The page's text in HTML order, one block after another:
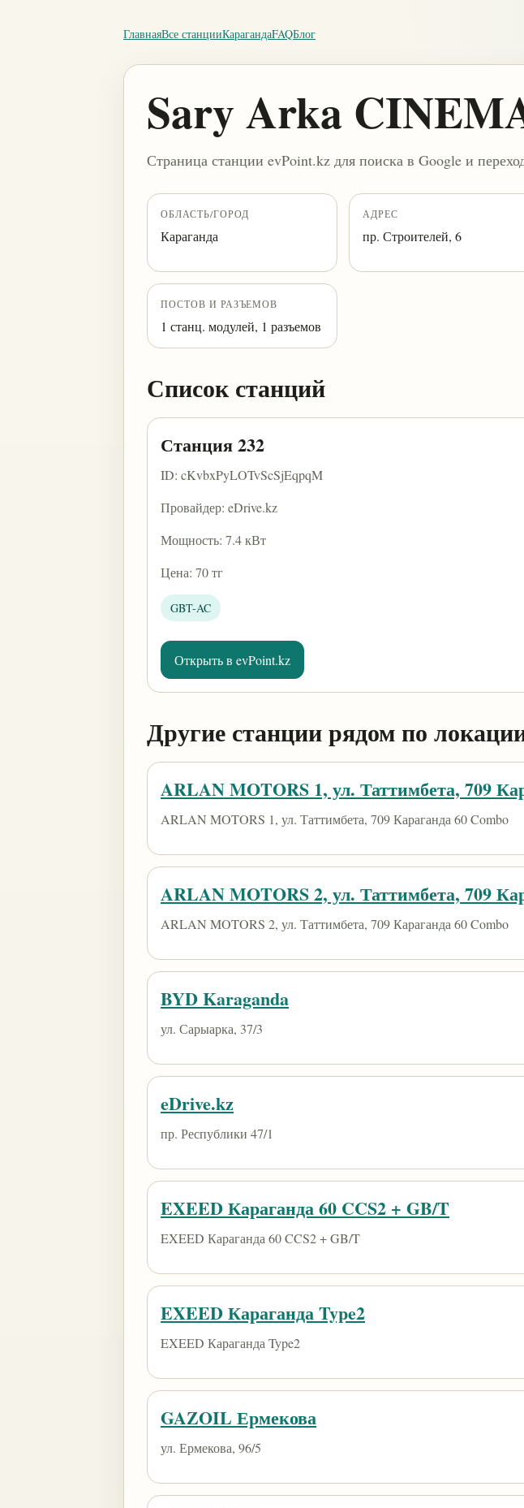
ГлавнаяВсе станцииКарагандаFAQБлог
Sary Arka
Страница станции evPoint.kz для поиска в Google и
ОБЛАСТЬ/ГОРОД
Караганда
АДРЕС
пр. Строителей, 6
ПОСТОВ И РАЗЪЕМОВ
1 станц. модулей, 1 разъемов
Список станций
Станция 232
ID: cKvbxPyLOTvScSjEqpqM
Провайдер: eDrive.kz
Мощность: 7.4 кВт
Цена: 70 тг
GBT-AC
Открыть в evPoint.kz
Другие станции рядом по
ARLAN MOTORS 1, ул. Таттимбета, 709
ARLAN MOTORS 1, ул. Таттимбета, 709 Караганда 60 Combo
ARLAN MOTORS 2, ул. Таттимбета, 709
ARLAN MOTORS 2, ул. Таттимбета, 709 Караганда 60 Combo
BYD Karaganda
ул. Сарыарка, 37/3
eDrive.kz
пр. Республики 47/1
EXEED Караганда 60 CCS2 + GB/T
EXEED Караганда 60 CCS2 + GB/T
EXEED Караганда Type2
EXEED Караганда Type2
GAZOIL Ермекова
​ул. Ермекова, 96/5